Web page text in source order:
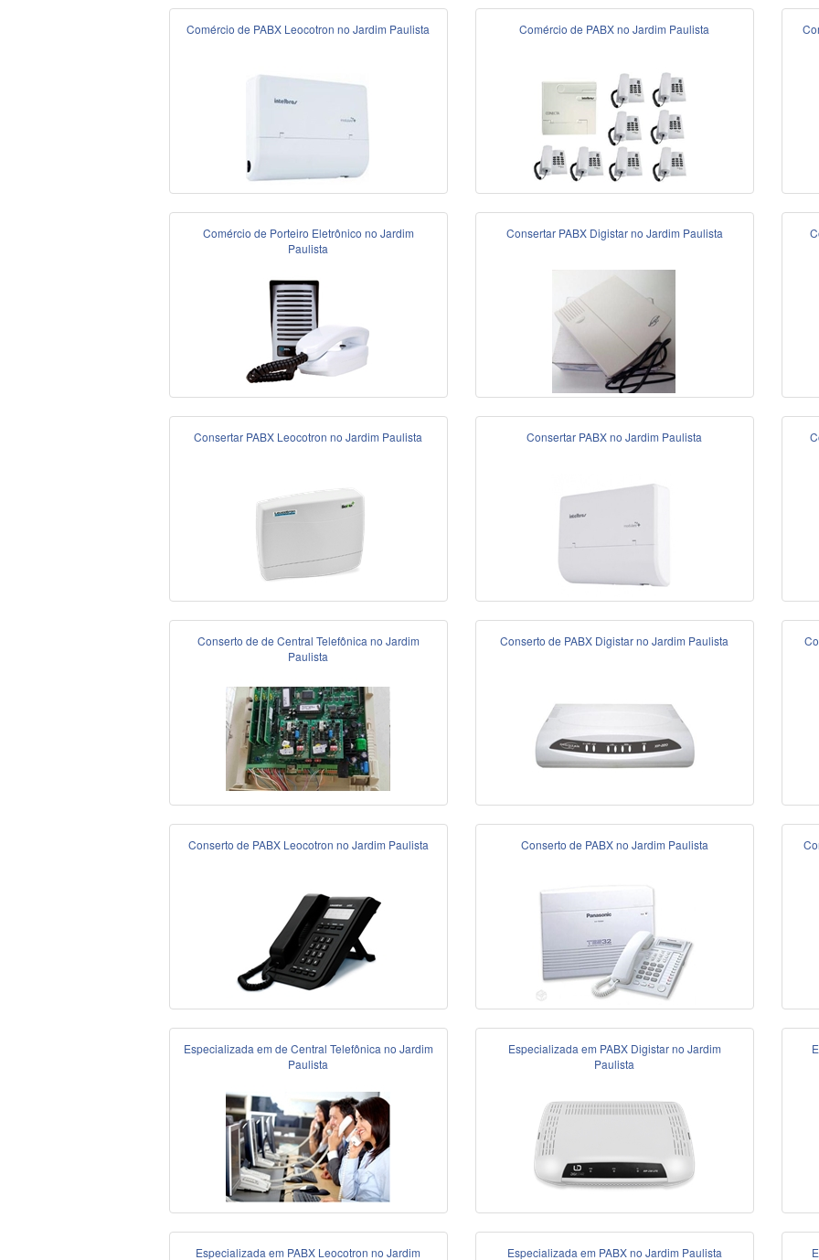
Comércio de PABX Leocotron no Jardim Paulista Comércio de PABX no Jardim Paulista
Comércio de Porteiro Eletrônico no Jardim
Paulista
Consertar PABX Digistar no Jardim Paulista
Consertar PABX Leocotron no Jardim Paulista Consertar PABX no Jardim Paulista
Conserto de de Central Telefônica no Jardim
Paulista
Conserto de PABX Digistar no Jardim Paulista
Conserto de PABX Leocotron no Jardim Paulista Conserto de PABX no Jardim Paulista
Especializada em de Central Telefônica no Jardim
Paulista
Especializada em PABX Digistar no Jardim
Paulista
Especializada em PABX Leocotron no Jardim Especializada em PABX no Jardim Paulista